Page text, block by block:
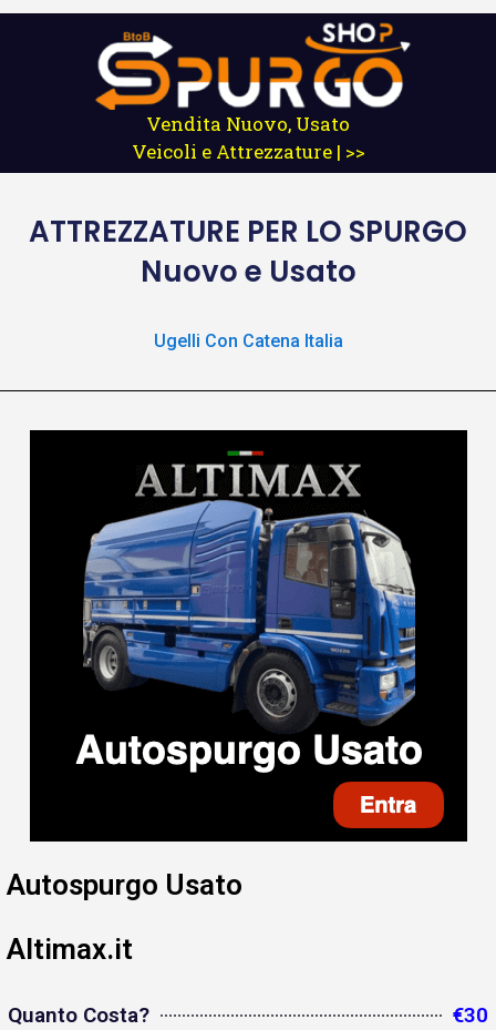
Vendita Nuovo, Usato
Veicoli e Attrezzature | >>
ATTREZZATURE PER LO SPURGO
Nuovo e Usato
Ugelli Con Catena Italia
Autospurgo Usato
Altimax.it
Quanto Costa? €30